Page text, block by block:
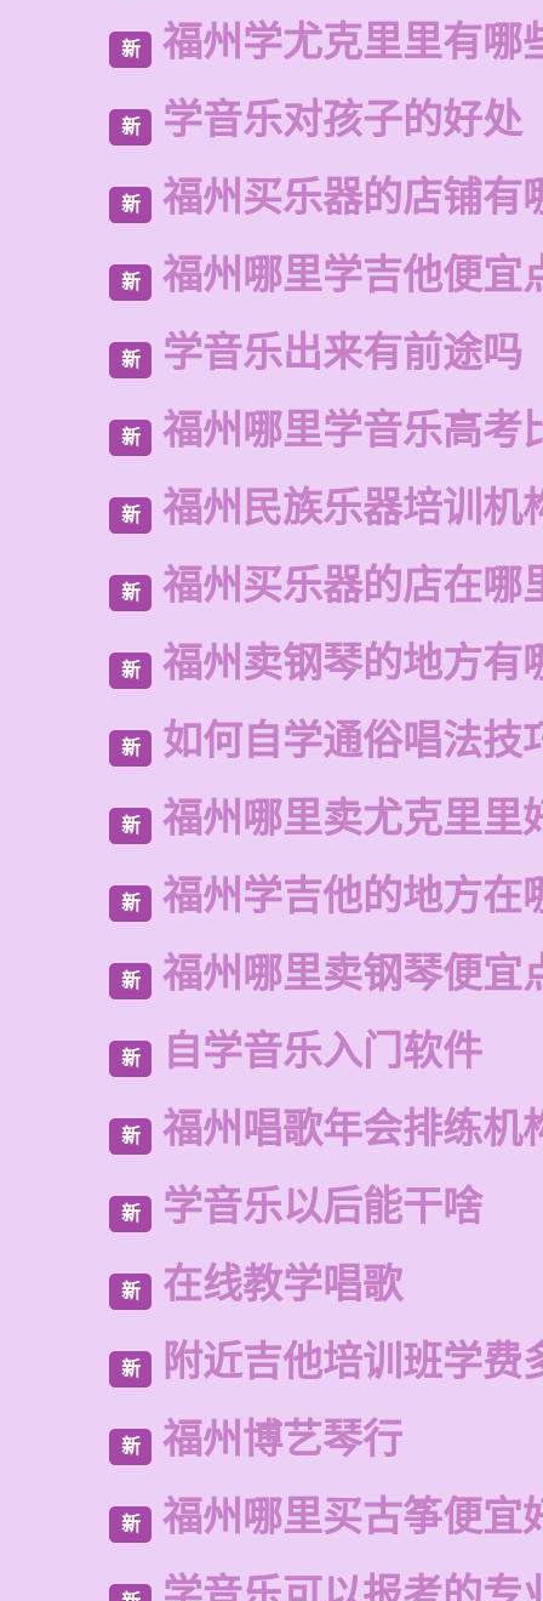
新 福州学尤克里里有哪
新 学音乐对孩子的好处
新 福州买乐器的店铺有
新 福州哪里学吉他便宜
新 学音乐出来有前途吗
新 福州哪里学音乐高考
新 福州民族乐器培训机
新 福州买乐器的店在哪
新 福州卖钢琴的地方有
新 如何自学通俗唱法技
新 福州哪里卖尤克里里
新 福州学吉他的地方在
新 福州哪里卖钢琴便宜
新 自学音乐入门软件
新 福州唱歌年会排练机
新 学音乐以后能干啥
新 在线教学唱歌
新 附近吉他培训班学费
新 福州博艺琴行
新 福州哪里买古筝便宜